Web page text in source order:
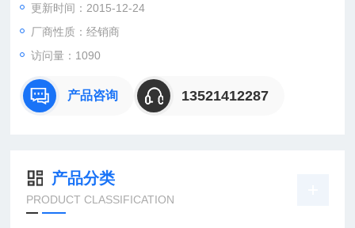
co Medio
PHOENIX菲尼克斯0914507
更新时间：2015-12-24
厂商性质：经销商
访问量：1090
产品咨询 13521412287
产品分类
PRODUCT CLASSIFICATION